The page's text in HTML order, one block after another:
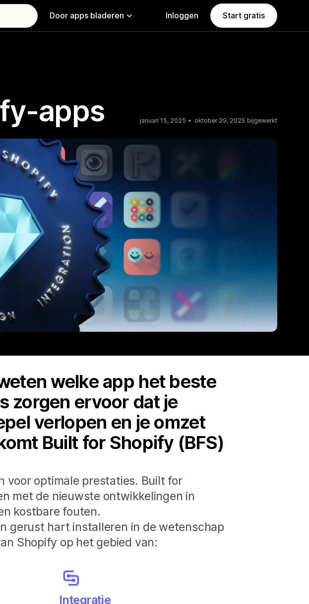
Door apps bladeren Inloggen Start gratis
apps januari 15, 2025 oktober 29, 2025 bijgewerkt
welke app het beste
zorgen ervoor dat je
verlopen en je omzet
Built for Shopify (BFS)
voor optimale prestaties. Built for
met de nieuwste ontwikkelingen in
kostbare fouten.
gerust hart installeren in de wetenschap
Shopify op het gebied van:
Integratie